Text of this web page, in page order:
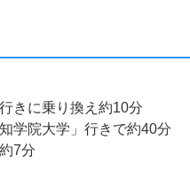
きに乗り換え約10分
学院大学」行きで約40分
7分